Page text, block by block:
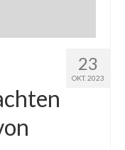
23
OKT. 2023